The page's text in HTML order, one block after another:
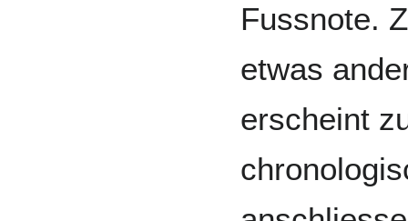
Fussnote.
etwas
erscheint